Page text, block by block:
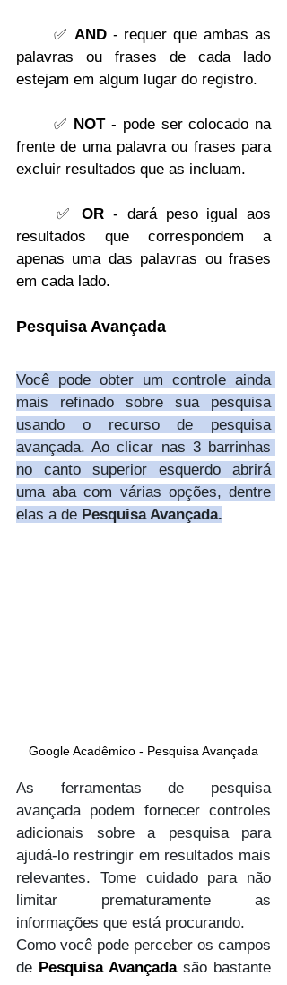
✅ AND - requer que ambas as
palavras ou frases de cada lado
estejam em algum lugar do registro.
✅ NOT - pode ser colocado na
frente de uma palavra ou frases para
excluir resultados que as incluam.
✅ OR - dará peso igual aos
resultados que correspondem a
apenas uma das palavras ou frases
em cada lado.
Pesquisa Avançada
Você pode obter um controle ainda
mais refinado sobre sua pesquisa
usando o recurso de pesquisa
avançada. Ao clicar nas 3 barrinhas
no canto superior esquerdo abrirá
uma aba com várias opções, dentre
elas a de Pesquisa Avançada.
Google Acadêmico - Pesquisa Avançada
As ferramentas de pesquisa
avançada podem fornecer controles
adicionais sobre a pesquisa para
ajudá-lo restringir em resultados mais
relevantes. Tome cuidado para não
limitar prematuramente as
informações que está procurando.
Como você pode perceber os campos
de Pesquisa Avançada são bastante